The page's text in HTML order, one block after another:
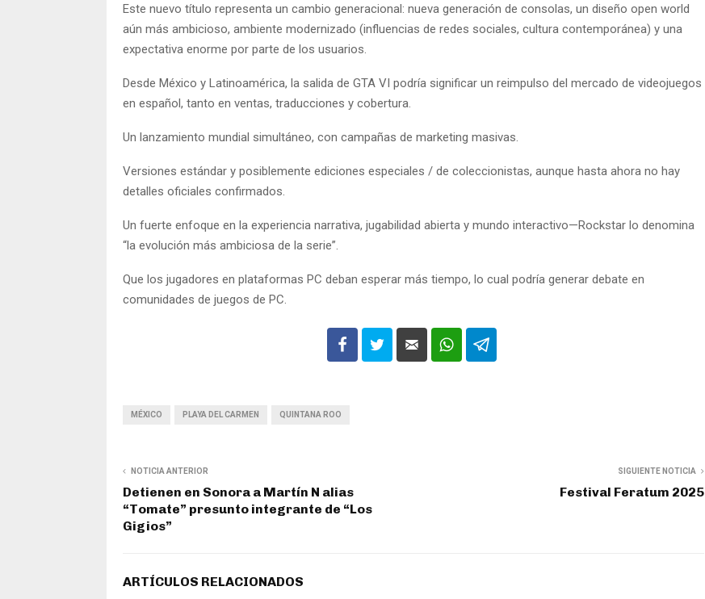
Este nuevo título representa un cambio generacional: nueva generación de consolas, un diseño open world
aún más ambicioso, ambiente modernizado (influencias de redes sociales, cultura contemporánea) y una
expectativa enorme por parte de los usuarios.
Desde México y Latinoamérica, la salida de GTA VI podría significar un reimpulso del mercado de videojuegos
en español, tanto en ventas, traducciones y cobertura.
Un lanzamiento mundial simultáneo, con campañas de marketing masivas.
Versiones estándar y posiblemente ediciones especiales / de coleccionistas, aunque hasta ahora no hay
detalles oficiales confirmados.
Un fuerte enfoque en la experiencia narrativa, jugabilidad abierta y mundo interactivo—Rockstar lo denomina
“la evolución más ambiciosa de la serie”.
Que los jugadores en plataformas PC deban esperar más tiempo, lo cual podría generar debate en
comunidades de juegos de PC.
MÉXICO PLAYA DEL CARMEN QUINTANA ROO
NOTICIA ANTERIOR
Detienen en Sonora a Martín N alias
“Tomate” presunto integrante de “Los
Gigios”
SIGUIENTE NOTICIA
Festival Feratum 2025
ARTÍCULOS RELACIONADOS